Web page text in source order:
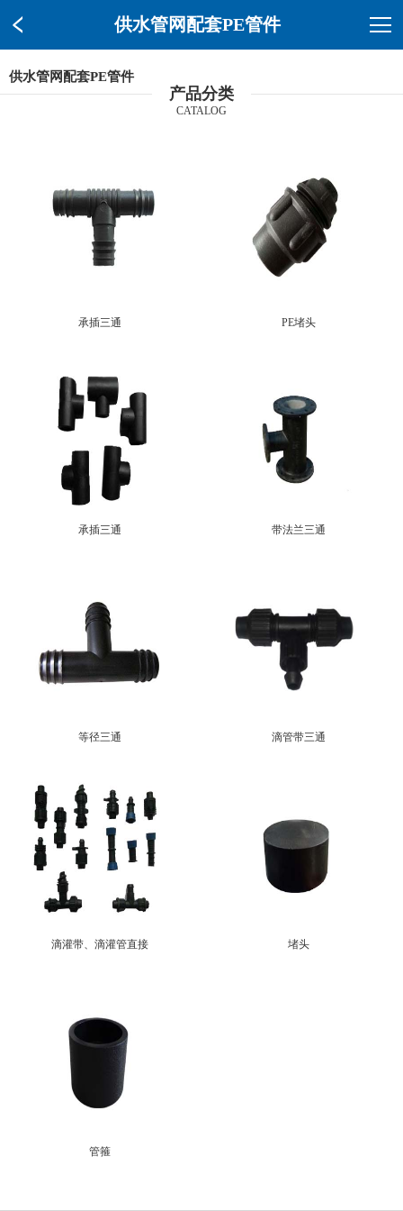
供水管网配套PE管件
供水管网配套PE管件
产品分类
CATALOG
承插三通 PE堵头
承插三通 带法兰三通
等径三通 滴管带三通
滴灌带、滴灌管直接 堵头
管箍